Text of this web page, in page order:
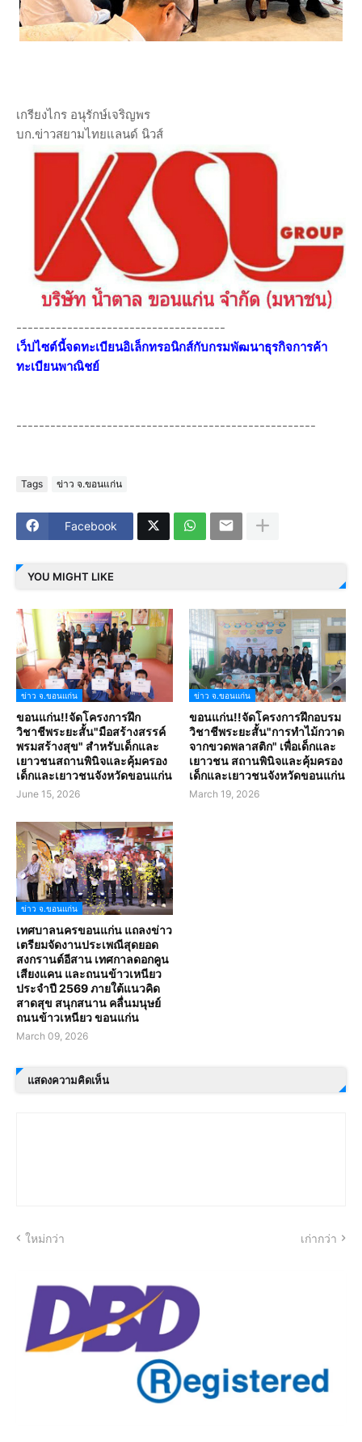
เกรียงไกร อนุรักษ์เจริญพร
บก.ข่าวสยามไทยแลนด์ นิวส์
-------------------------------------
เว็ปไซต์นี้จดทะเบียนอิเล็กทรอนิกส์กับกรมพัฒนาธุรกิจการค้า
ทะเบียนพาณิชย์
-----------------------------------------------------
Tags ข่าว จ.ขอนแก่น
Facebook
YOU MIGHT LIKE
ข่าว จ.ขอนแก่น
ขอนแก่น!!จัดโครงการฝึก
วิชาชีพระยะสั้น"มือสร้างสรรค์
พรมสร้างสุข" สำหรับเด็กและ
เยาวชนสถานพินิจและคุ้มครอง
เด็กและเยาวชนจังหวัดขอนแก่น
June 15, 2026
ข่าว จ.ขอนแก่น
ขอนแก่น!!จัดโครงการฝึกอบรม
วิชาชีพระยะสั้น"การทำไม้กวาด
จากขวดพลาสติก" เพื่อเด็กและ
เยาวชน สถานพินิจและคุ้มครอง
เด็กและเยาวชนจังหวัดขอนแก่น
March 19, 2026
ข่าว จ.ขอนแก่น
เทศบาลนครขอนแก่น แถลงข่าว
เตรียมจัดงานประเพณีสุดยอด
สงกรานต์อีสาน เทศกาลดอกคูน
เสียงแคน และถนนข้าวเหนียว
ประจำปี 2569 ภายใต้แนวคิด
สาดสุข สนุกสนาน คลื่นมนุษย์
ถนนข้าวเหนียว ขอนแก่น
March 09, 2026
แสดงความคิดเห็น
ใหม่กว่า เก่ากว่า